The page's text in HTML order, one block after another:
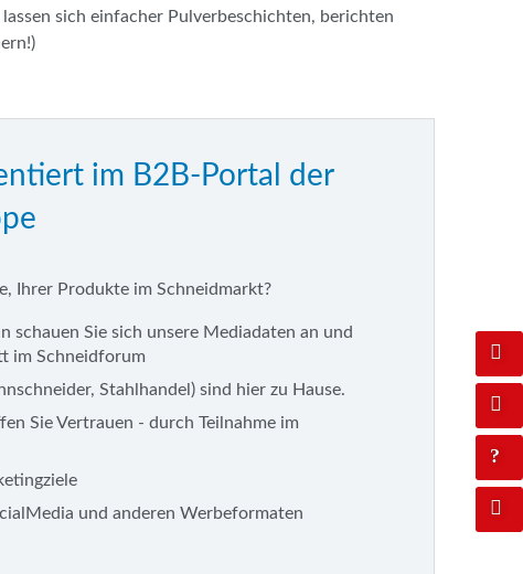
sich einfacher Pulverbeschichten, berichten
im B2B-Portal der
Ihrer Produkte im Schneidmarkt?
schauen Sie sich unsere Mediadaten an und
im Schneidforum
Stahlhandel) sind hier zu Hause.
Sie Vertrauen - durch Teilnahme im
und anderen Werbeformaten